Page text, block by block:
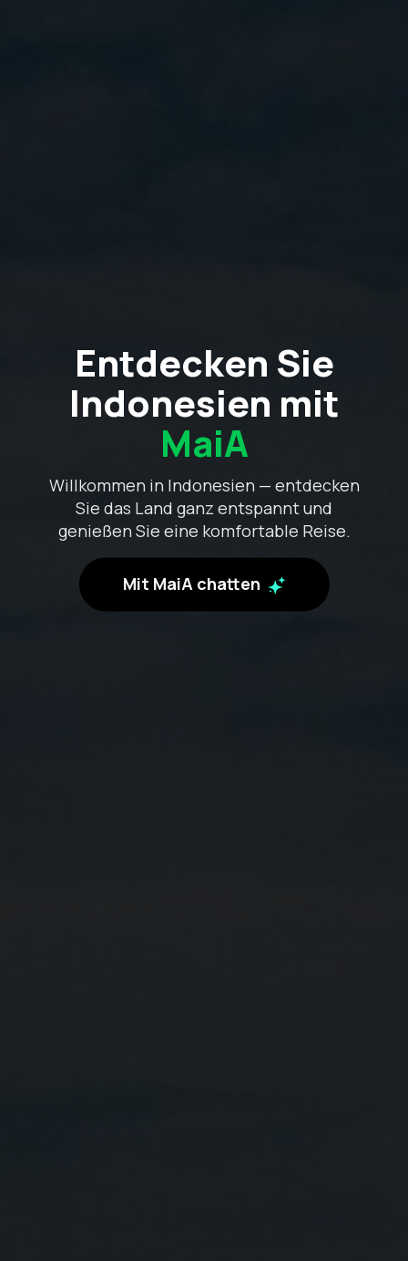
Entdecken Sie
Indonesien mit
MaiA
Willkommen in Indonesien — entdecken
Sie das Land ganz entspannt und
genießen Sie eine komfortable Reise.
Mit MaiA chatten